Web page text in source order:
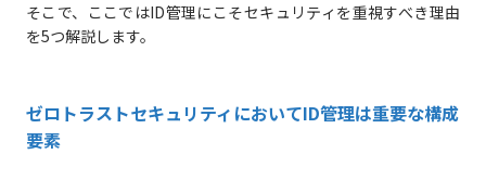
そこで、ここではID管理にこそセキュリティを重視すべき理由
を5つ解説します。
ゼロトラストセキュリティにおいてID管理は重要な構成
要素